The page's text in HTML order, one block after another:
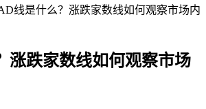
线是什么？涨跌家数线如何观察市场内
涨跌家数线如何观察市场